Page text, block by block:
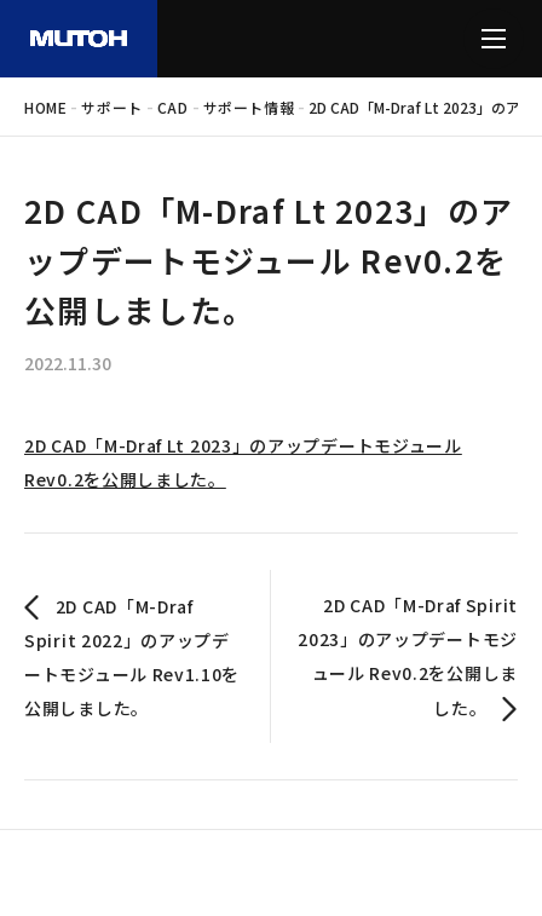
HOME -サポート - CAD - サポート情報 - 2D CAD「M-Draf Lt 2023」のアッ
2D CAD「M-Draf Lt 2023」のア
ップデートモジュール Rev0.2を
公開しました。
2022.11.30
2D CAD「M-Draf Lt 2023」のアップデートモジュール
Rev0.2を公開しました。
2D CAD「M-Draf
Spirit 2022」のアップデ
ートモジュール Rev1.10を
公開しました。
2D CAD「M-Draf Spirit
2023」のアップデートモジ
ュール Rev0.2を公開しま
した。